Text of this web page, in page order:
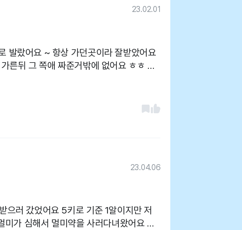
23.02.01
발랐어요 ~ 항상 가던곳이라 잘받았어요
뒤 그 쪽애 짜준거밖에 없어요 ㅎㅎ 시
23.04.06
키로 기준 1알이지만 저
가 심해서 멀미약을 사러다녀왔어요 자